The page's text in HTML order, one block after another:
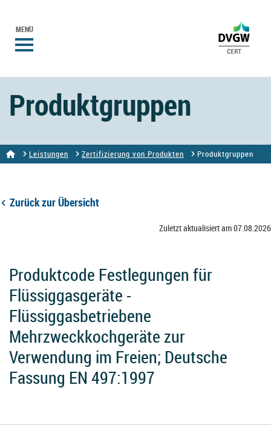
MENÜ
Produktgruppen
Leistungen Zertifizierung von Produkten Produktgruppen
Zurück zur Übersicht
Zuletzt aktualisiert am 07.08.2026
Produktcode Festlegungen für
Flüssiggasgeräte -
Flüssiggasbetriebene
Mehrzweckkochgeräte zur
Verwendung im Freien; Deutsche
Fassung EN 497:1997